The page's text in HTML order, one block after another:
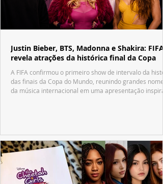
Justin Bieber, BTS, Madonna e Shakira: FIFA
revela atrações da histórica final da Copa
A FIFA confirmou o primeiro show de intervalo da
das finais da Copa do Mundo, reunindo grandes nomes
da música internacional em uma apresentação